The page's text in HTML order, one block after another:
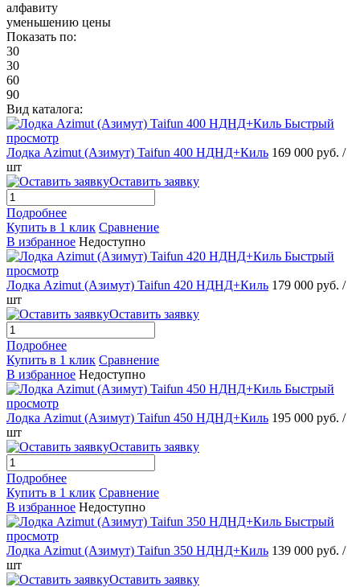
алфавиту
уменьшению цены
Показать по:
30
30
60
90
Вид каталога:
Быстрый
просмотр
Лодка Azimut (Азимут) Taifun 400 НДНД+Киль 169 000 руб. /
шт
Оставить заявку
Подробнее
Купить в 1 клик Сравнение
В избранное Недоступно
Быстрый
просмотр
Лодка Azimut (Азимут) Taifun 420 НДНД+Киль 179 000 руб. /
шт
Оставить заявку
Подробнее
Купить в 1 клик Сравнение
В избранное Недоступно
Быстрый
просмотр
Лодка Azimut (Азимут) Taifun 450 НДНД+Киль 195 000 руб. /
шт
Оставить заявку
Подробнее
Купить в 1 клик Сравнение
В избранное Недоступно
Быстрый
просмотр
Лодка Azimut (Азимут) Taifun 350 НДНД+Киль 139 000 руб. /
шт
Оставить заявку